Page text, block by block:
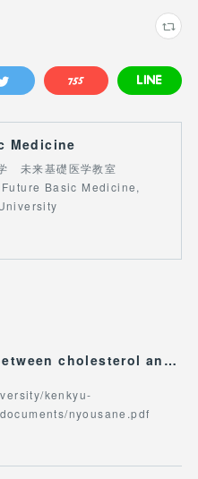
Medicine
未来基礎医学教室
Basic Medicine,
Press Release: New link between cholesterol and hyperuricemia offers potential as therapeutic target
kenkyu-
nyousane.pdf